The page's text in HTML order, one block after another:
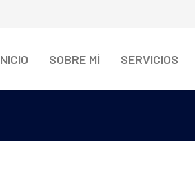
SOBRE MÍ SERVICIOS